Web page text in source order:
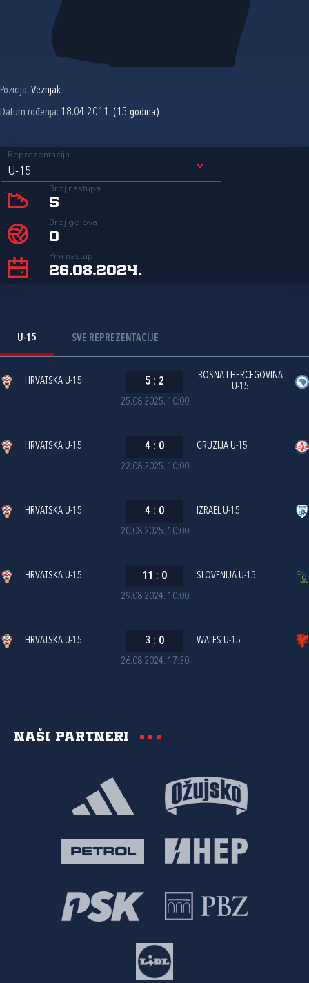
Pozicija: Veznjak
Datum rođenja: 18.04.2011. (15 godina)
Reprezentacija
U-15
Broj nastupa
5
Broj golova
0
Prvi nastup
26.08.2024.
U-15 SVE REPREZENTACIJE
25.08.2025. 10:00
HRVATSKA U-15 5 : 2
BOSNA I HERCEGOVINA
U-15
22.08.2025. 10:00
HRVATSKA U-15 4 : 0 GRUZIJA U-15
20.08.2025. 10:00
HRVATSKA U-15 4 : 0 IZRAEL U-15
29.08.2024. 10:00
HRVATSKA U-15 11 : 0 SLOVENIJA U-15
26.08.2024. 17:30
HRVATSKA U-15 3 : 0 WALES U-15
Naši partneri